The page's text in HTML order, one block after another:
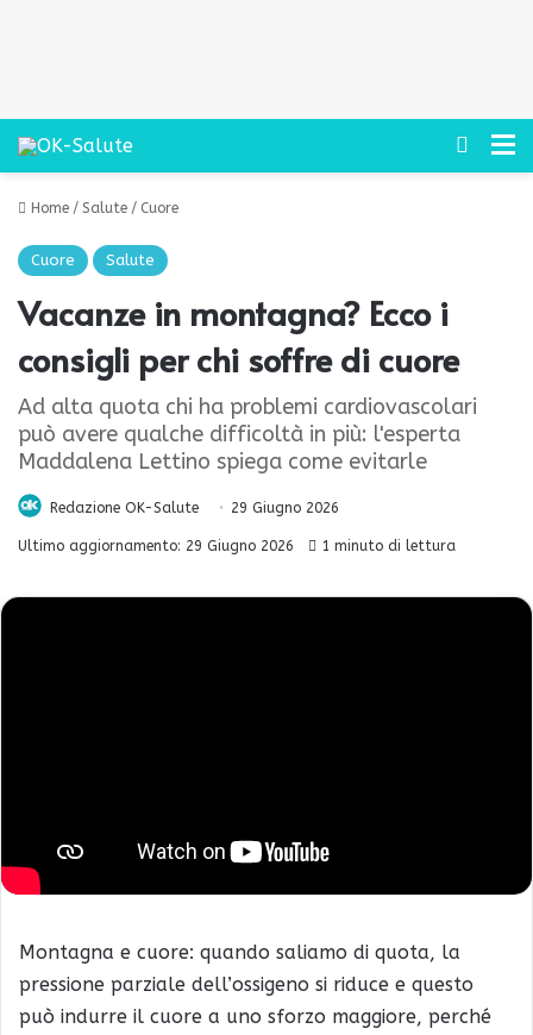
Cerca
Home / Salute / Cuore
Cuore Salute
Vacanze in montagna? Ecco i
consigli per chi soffre di cuore
Ad alta quota chi ha problemi cardiovascolari
può avere qualche difficoltà in più: l'esperta
Maddalena Lettino spiega come evitarle
Redazione OK-Salute 29 Giugno 2026
Ultimo aggiornamento: 29 Giugno 2026 1 minuto di lettura
Montagna e cuore: quando saliamo di quota, la
pressione parziale dell’ossigeno si riduce e questo
può indurre il cuore a uno sforzo maggiore, perché